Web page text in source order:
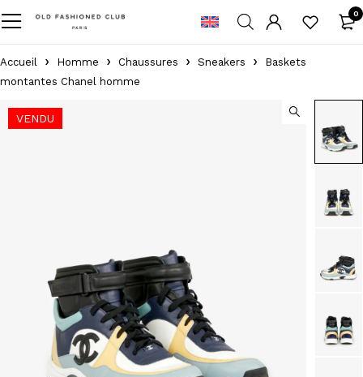
0
Accueil Homme Chaussures Sneakers
Baskets
montantes Chanel homme
VENDU